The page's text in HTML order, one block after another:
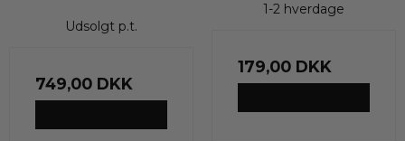
Udsolgt p.t.
749,00 DKK
1-2 hverdage
179,00 DKK